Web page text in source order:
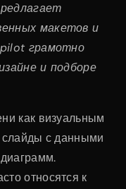
макетов и
грамотно
и подборе
как визуальным
с данными
относятся к